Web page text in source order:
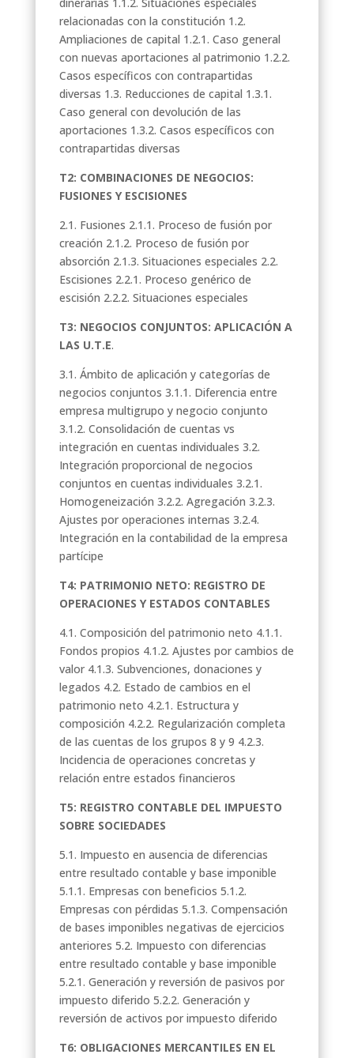
relacionadas con la constitución 1.2.
Ampliaciones de capital 1.2.1. Caso general
con nuevas aportaciones al patrimonio 1.2.2.
Casos específicos con contrapartidas
diversas 1.3. Reducciones de capital 1.3.1.
Caso general con devolución de las
aportaciones 1.3.2. Casos específicos con
contrapartidas diversas
T2: COMBINACIONES DE NEGOCIOS:
FUSIONES Y ESCISIONES
2.1. Fusiones 2.1.1. Proceso de fusión por
creación 2.1.2. Proceso de fusión por
absorción 2.1.3. Situaciones especiales 2.2.
Escisiones 2.2.1. Proceso genérico de
escisión 2.2.2. Situaciones especiales
T3: NEGOCIOS CONJUNTOS: APLICACIÓN A
LAS U.T.E.
3.1. Ámbito de aplicación y categorías de
negocios conjuntos 3.1.1. Diferencia entre
empresa multigrupo y negocio conjunto
3.1.2. Consolidación de cuentas vs
integración en cuentas individuales 3.2.
Integración proporcional de negocios
conjuntos en cuentas individuales 3.2.1.
Homogeneización 3.2.2. Agregación 3.2.3.
Ajustes por operaciones internas 3.2.4.
Integración en la contabilidad de la empresa
partícipe
T4: PATRIMONIO NETO: REGISTRO DE
OPERACIONES Y ESTADOS CONTABLES
4.1. Composición del patrimonio neto 4.1.1.
Fondos propios 4.1.2. Ajustes por cambios de
valor 4.1.3. Subvenciones, donaciones y
legados 4.2. Estado de cambios en el
patrimonio neto 4.2.1. Estructura y
composición 4.2.2. Regularización completa
de las cuentas de los grupos 8 y 9 4.2.3.
Incidencia de operaciones concretas y
relación entre estados financieros
T5: REGISTRO CONTABLE DEL IMPUESTO
SOBRE SOCIEDADES
5.1. Impuesto en ausencia de diferencias
entre resultado contable y base imponible
5.1.1. Empresas con beneficios 5.1.2.
Empresas con pérdidas 5.1.3. Compensación
de bases imponibles negativas de ejercicios
anteriores 5.2. Impuesto con diferencias
entre resultado contable y base imponible
5.2.1. Generación y reversión de pasivos por
impuesto diferido 5.2.2. Generación y
reversión de activos por impuesto diferido
T6: OBLIGACIONES MERCANTILES EN EL